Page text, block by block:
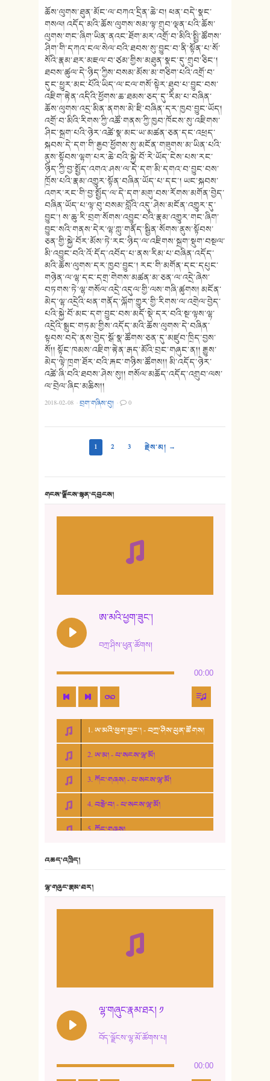
ཆོས་ལུགས་ཐུན་མོང་ལ་བཀའ་དྲིན་ཆེ་བ། ཕན་བདེ་སྣང་
གསལ། འདོད་མའི་ཆོས་ལུགས་སམ་ལྟ་གྲུབ་ལྡན་པའི་ཆོས་
ལུགས་གང་ཞིག་ཡིན་ནའང་ཐོག་མར་འགྲོ་བ་མིའི་སྤྱི་ཚོགས་
ཤིག་གི་དཀའ་ངལ་སེལ་བའི་ཐབས་སུ་བྱུང་བ་ནི་སྟོན་པ་སོ་
སོའི་རྣམ་ཐར་མཇལ་བ་ཙམ་གྱིས་མཐུན་སྣང་དུ་གྲུབ་ཅིང་།
ཐབས་ཚུལ་དེ་ཉིད་ཀྱིས་བསམ་མོས་མ་གཅིག་པའི་འགྲོ་བ་
དུང་ཕྱུར་མང་པོའི་ཡིད་ལ་ངལ་གསོ་སྟེར་ཐུབ་པ་བྱུང་བས་
འཇིག་རྟེན་འདིའི་ཕྱོགས་ཆ་ཐམས་ཅད་དུ་རིམ་པ་བཞིན་
ཆོས་ལུགས་འདྲ་མིན་ནགས་མེ་ཇི་བཞིན་དར་ཁྱབ་བྱུང་ཡོད།
འགྲོ་བ་མིའི་རིགས་ཀྱི་འཚོ་གནས་ཀྱི་ཁྱབ་ཁོངས་སུ་འཇིགས་
ཤིང་སྐྲག་པའི་ཉེར་འཚེ་སྣ་མང་ཡ་མཚན་ཅན་དང་འཕྲད་
སྐབས་དེ་དག་གི་རྒྱབ་ཕྱོགས་སུ་མངོན་གཟུགས་མ་ཡིན་པའི་
ནུས་སྟོབས་ལྷག་པར་ཆེ་བའི་སྐྱེ་བོ་རེ་ཡོད་ངེས་པས་རང་
ཉིད་ཀྱི་བྱ་སྤྱོད་འགའ་ཤས་ལ་དེ་དག་མི་དགའ་བ་བྱུང་བས་
ཁྲོས་པའི་རྣམ་འགྱུར་སྟོན་བཞིན་ཡོད་པ་དང་། ཡང་སྐབས་
འགར་རང་གི་བྱ་སྤྱོད་ལ་དེ་དག་མགུ་བས་རོགས་མགོན་བྱེད་
བཞིན་ཡོད་པ་ལྟ་བུ་བསམ་བློའི་འདུ་ཤེས་མངོན་འགྱུར་དུ་
བྱུང་། ས་ཆུ་རི་བྲག་སོགས་འབྱུང་བའི་རྣམ་འགྱུར་གང་ཞིག་
བྱུང་སའི་གནས་དེར་ལྷ་ཀླུ་གནོད་སྦྱིན་སོགས་ནུས་སྟོབས་
ཅན་གྱི་སྐྱེ་བོར་མོས་ཏེ་རང་ཉིད་ལ་འཇིགས་སྐྲག་སྡུག་བསྔལ་
མི་འབྱུང་བའི་འོ་དོད་འབོད་པ་ནས་རིམ་པ་བཞིན་འདོད་
མའི་ཆོས་ལུགས་དར་ཁྱབ་བྱུང་། རང་གི་མགོན་དང་དཔུང་
གཉེན་ལ་ལྷ་དང་དགྲ་གེགས་མཚན་མ་ཅན་ལ་འདྲེ་ཞེས་
བཏགས་ཏེ་ལྷ་གསོལ་འདྲེ་འདུལ་གྱི་ལས་གཞི་ཚུགས། མངོན་
མེད་ལྷ་འདྲེའི་ཕན་གནོད་ལྐོག་གྱུར་གྱི་རིགས་ལ་འགྲེལ་བྱེད་
པའི་སྐྱེ་བོ་མང་དག་བྱུང་བས་མདོ་སྡེ་དར་བའི་སྔ་ལྟས་ལྷ་
འདྲེའི་སྒྲུང་གཏམ་གྱིས་འདོད་མའི་ཆོས་ལུགས་དེ་བཞིན་
སྟབས་བདེ་ནས་བྱེད་སྒོ་སྣ་ཚོགས་ཅན་དུ་མཛུབ་ཁྲིད་བྱས་
སོ།། སྟོང་ཁམས་འཇིག་རྟེན་རྒད་མོའི་བྲང་གཞུང་ན།། རྒྱུས་
མེད་ལྟེ་ཁྲག་ཐོར་བའི་རྐང་གཉིས་ཚོགས།། མི་འདོད་ཉེར་
འཚེ་ཞི་བའི་ཐབས་ཤེས་སུ།། གསོལ་མཆོད་འདོད་འགྲུབ་ལས་
ལ་བྲེལ་ཞིང་མཆིས།།
2018-02-08 ·བྲག་གཞིས་བུ། · 0
1 2 3 རྗེས་མ། →
གངས་ལྗོངས་སྙན་དབྱངས།
ཨ་མའི་ཕྱག་ཟུང་།
བཀྲ་ཤིས་ཕུན་ཚོགས།
00:00
1. ཨ་མའི་ཕྱག་ཟུང་། - བཀྲ་ཤིས་ཕུན་ཚོགས།
2. ཨ་མ། - པ་སངས་ལྷ་མོ།
3. ཀོང་གཞས། - པ་སངས་ལྷ་མོ།
4. བརྩེ་བ། - པ་སངས་ལྷ་མོ།
5. ཀོང་གཞས།
10. ཆང་གཞས། ༣
15. ཤམ་པ་ལ་ཡི་སྲས་མོ།
འཆད་འཁྲིད།
ལྷ་གཞུང་རྣམ་ཐར།
ལྷ་གཞུང་རྣམ་ཐར། ༡
བོད་ལྗོངས་ལྷ་མོ་ཚོགས་པ།
00:00